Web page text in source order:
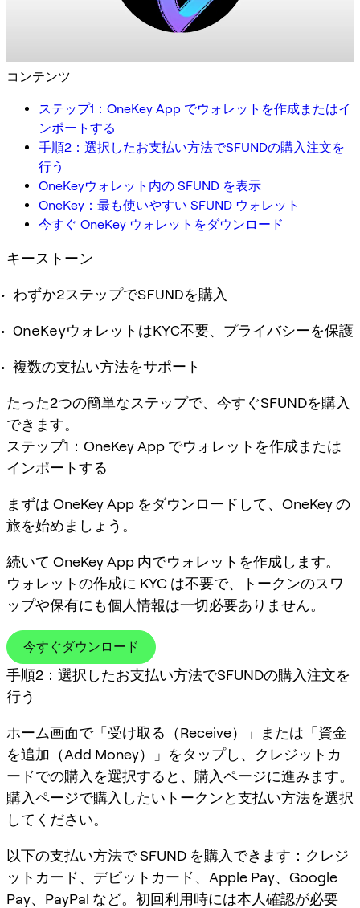
コンテンツ
ステップ1：OneKey App でウォレットを作成またはイ
ンポートする
手順2：選択したお支払い方法でSFUNDの購入注文を
行う
OneKeyウォレット内の SFUND を表示
OneKey：最も使いやすい SFUND ウォレット
今すぐ OneKey ウォレットをダウンロード
キーストーン
わずか2ステップでSFUNDを購入
OneKeyウォレットはKYC不要、プライバシーを保護
複数の支払い方法をサポート
たった2つの簡単なステップで、今すぐSFUNDを購入
できます。
ステップ1：OneKey App でウォレットを作成または
インポートする
まずは OneKey App をダウンロードして、OneKey の
旅を始めましょう。
続いて OneKey App 内でウォレットを作成します。
ウォレットの作成に KYC は不要で、トークンのスワ
ップや保有にも個人情報は一切必要ありません。
今すぐダウンロード
手順2：選択したお支払い方法でSFUNDの購入注文を
行う
ホーム画面で「受け取る（Receive）」または「資金
を追加（Add Money）」をタップし、クレジットカ
ードでの購入を選択すると、購入ページに進みます。
購入ページで購入したいトークンと支払い方法を選択
してください。
以下の支払い方法で SFUND を購入できます：クレジ
ットカード、デビットカード、Apple Pay、Google
Pay、PayPal など。初回利用時には本人確認が必要